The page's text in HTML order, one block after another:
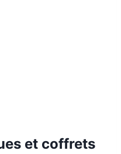
et coffrets